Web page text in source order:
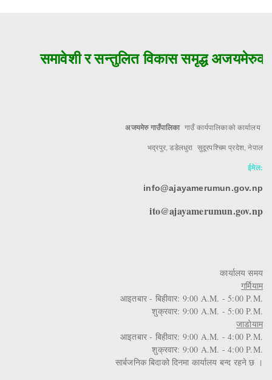
समावेशी र सन्तुलित विकास समृद्ध अजयमेरुको
अजयमेरु गाउँपालिका गाउँ कार्यपालिकाको कार्यालय
भद्रपुर, डडेलधुरा सुदूरपश्चिम प्रदेश, नेपाल
ईमेल:
info@ajayamerumun.gov.np
ito@ajayamerumun.gov.np
कार्यालय समय
गर्मियाम
आइतबार - बिहीवार: 9:00 A.M. - 5:00 P.M.
शुक्रवार: 9:00 A.M. - 5:00 P.M.
जाडोयाम
आइतबार - बिहीवार: 9:00 A.M. - 4:00 P.M.
शुक्रवार: 9:00 A.M. - 4:00 P.M.
सार्बजनिक बिदाको दिनमा कार्यालय बन्द रहने छ ।